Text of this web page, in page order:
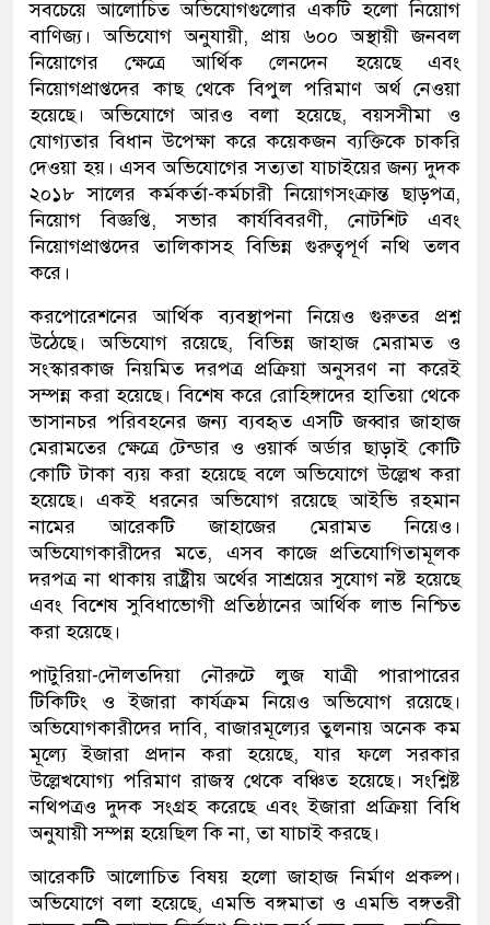
সবচেয়ে আলোচিত অভিযোগগুলোর একটি হলো নিয়োগ
বাণিজ্য। অভিযোগ অনুযায়ী, প্রায় ৬০০ অস্থায়ী জনবল
নিয়োগের ক্ষেত্রে আর্থিক লেনদেন হয়েছে এবং
নিয়োগপ্রাপ্তদের কাছ থেকে বিপুল পরিমাণ অর্থ নেওয়া
হয়েছে। অভিযোগে আরও বলা হয়েছে, বয়সসীমা ও
যোগ্যতার বিধান উপেক্ষা করে কয়েকজন ব্যক্তিকে চাকরি
দেওয়া হয়। এসব অভিযোগের সত্যতা যাচাইয়ের জন্য দুদক
২০১৮ সালের কর্মকর্তা-কর্মচারী নিয়োগসংক্রান্ত ছাড়পত্র,
নিয়োগ বিজ্ঞপ্তি, সভার কার্যবিবরণী, নোটশিট এবং
নিয়োগপ্রাপ্তদের তালিকাসহ বিভিন্ন গুরুত্বপূর্ণ নথি তলব
করে।
করপোরেশনের আর্থিক ব্যবস্থাপনা নিয়েও গুরুতর প্রশ্ন
উঠেছে। অভিযোগ রয়েছে, বিভিন্ন জাহাজ মেরামত ও
সংস্কারকাজ নিয়মিত দরপত্র প্রক্রিয়া অনুসরণ না করেই
সম্পন্ন করা হয়েছে। বিশেষ করে রোহিঙ্গাদের হাতিয়া থেকে
ভাসানচর পরিবহনের জন্য ব্যবহৃত এসটি জব্বার জাহাজ
মেরামতের ক্ষেত্রে টেন্ডার ও ওয়ার্ক অর্ডার ছাড়াই কোটি
কোটি টাকা ব্যয় করা হয়েছে বলে অভিযোগে উল্লেখ করা
হয়েছে। একই ধরনের অভিযোগ রয়েছে আইভি রহমান
নামের আরেকটি জাহাজের মেরামত নিয়েও।
অভিযোগকারীদের মতে, এসব কাজে প্রতিযোগিতামূলক
দরপত্র না থাকায় রাষ্ট্রীয় অর্থের সাশ্রয়ের সুযোগ নষ্ট হয়েছে
এবং বিশেষ সুবিধাভোগী প্রতিষ্ঠানের আর্থিক লাভ নিশ্চিত
করা হয়েছে।
পাটুরিয়া-দৌলতদিয়া নৌরুটে লুজ যাত্রী পারাপারের
টিকিটিং ও ইজারা কার্যক্রম নিয়েও অভিযোগ রয়েছে।
অভিযোগকারীদের দাবি, বাজারমূল্যের তুলনায় অনেক কম
মূল্যে ইজারা প্রদান করা হয়েছে, যার ফলে সরকার
উল্লেখযোগ্য পরিমাণ রাজস্ব থেকে বঞ্চিত হয়েছে। সংশ্লিষ্ট
নথিপত্রও দুদক সংগ্রহ করেছে এবং ইজারা প্রক্রিয়া বিধি
অনুযায়ী সম্পন্ন হয়েছিল কি না, তা যাচাই করছে।
আরেকটি আলোচিত বিষয় হলো জাহাজ নির্মাণ প্রকল্প।
অভিযোগে বলা হয়েছে, এমভি বঙ্গমাতা ও এমভি বঙ্গতরী